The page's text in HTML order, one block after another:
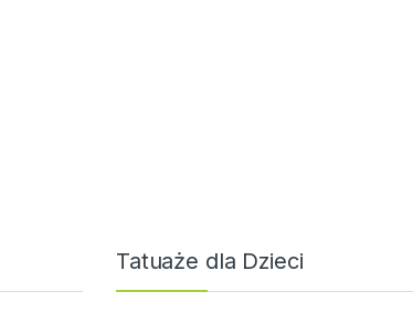
Tatuaże dla Dzieci